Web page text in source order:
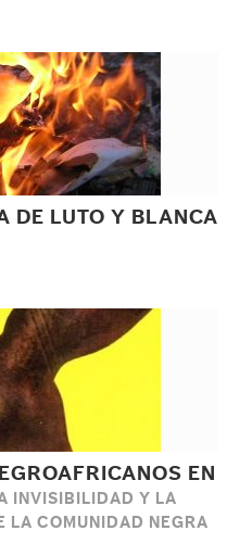
DE LUTO Y BLANCA
EN
INVISIBILIDAD Y LA
LA COMUNIDAD NEGRA